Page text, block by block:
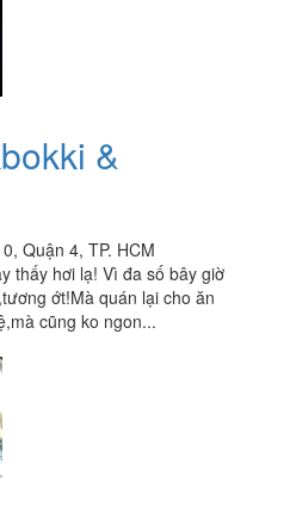
&
Quận 4, TP. HCM
thấy hơi lạ! Vì đa số bây giờ
ớt!Mà quán lại cho ăn
cũng ko ngon...